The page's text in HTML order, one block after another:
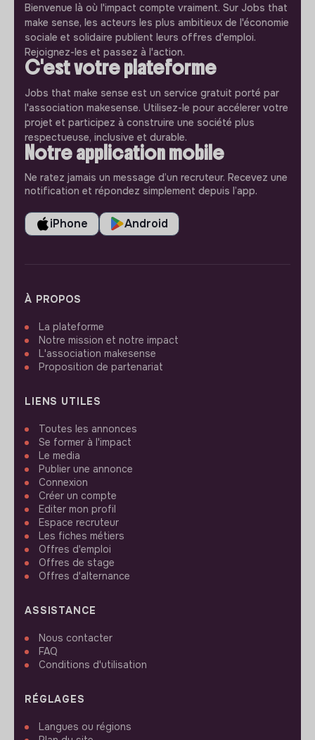
Bienvenue là où l'impact compte vraiment. Sur Jobs that
make sense, les acteurs les plus ambitieux de l'économie
sociale et solidaire publient leurs offres d'emploi.
Rejoignez-les et passez à l'action.
C'est votre plateforme
Jobs that make sense est un service gratuit porté par
l'association makesense. Utilisez-le pour accélerer votre
projet et participez à construire une société plus
respectueuse, inclusive et durable.
Notre application mobile
Ne ratez jamais un message d’un recruteur. Recevez une
notification et répondez simplement depuis l’app.
iPhone Android
À PROPOS
La plateforme
Notre mission et notre impact
L'association makesense
Proposition de partenariat
LIENS UTILES
Toutes les annonces
Se former à l'impact
Le media
Publier une annonce
Connexion
Créer un compte
Editer mon profil
Espace recruteur
Les fiches métiers
Offres d'emploi
Offres de stage
Offres d'alternance
ASSISTANCE
Nous contacter
FAQ
Conditions d'utilisation
RÉGLAGES
Langues ou régions